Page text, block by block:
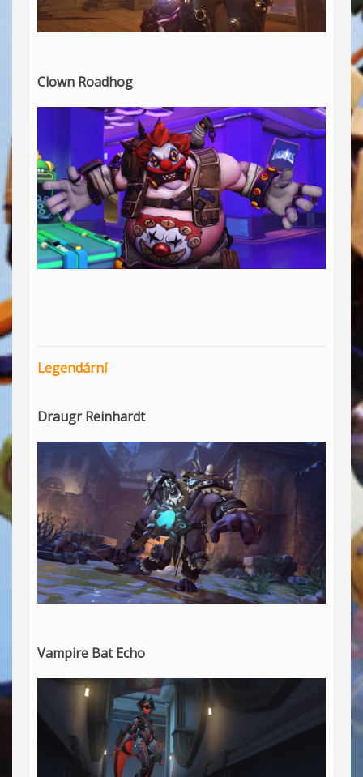
Clown Roadhog
Legendární
Draugr Reinhardt
Vampire Bat Echo